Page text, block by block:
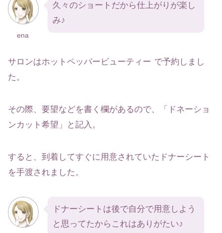
ena
久々のショートだから仕上がりが楽し
み♪
サロンはホットペッパービューティー で予約しまし
た。
その際、要望などを書く欄があるので、「ドネーショ
ンカット希望」と記入。
すると、到着してすぐに用意されていたドナーシート
を手渡されました。
ドナーシートは後で自分で用意しよう
と思ってたからこれはありがたい♪